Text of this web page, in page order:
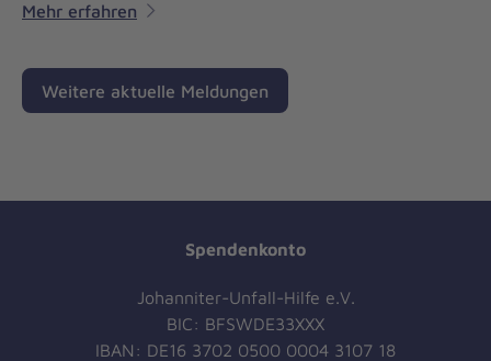
Mehr erfahren
Weitere aktuelle Meldungen
Spendenkonto
Johanniter-Unfall-Hilfe e.V.
BIC: BFSWDE33XXX
IBAN: DE16 3702 0500 0004 3107 18